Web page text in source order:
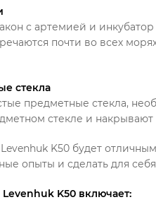
с артемией и
почти во всех
стекла
предметные стекла,
стекле и
K50 будет
опыты и сделать для
K50 включает: